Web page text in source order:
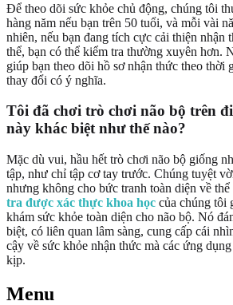
Để theo dõi sức khỏe chủ động, chúng tôi
hàng năm nếu bạn trên 50 tuổi, và mỗi vài
nhiên, nếu bạn đang tích cực cải thiện nhận
thể, bạn có thể kiểm tra thường xuyên hơn.
giúp bạn theo dõi hồ sơ nhận thức theo thời
thay đổi có ý nghĩa.
Tôi đã chơi trò chơi não bộ trên
này khác biệt như thế nào?
Mặc dù vui, hầu hết trò chơi não bộ giống
tập, như chỉ tập cơ tay trước. Chúng tuyệt
nhưng không cho bức tranh toàn diện về
tra được xác thực khoa học của chúng tôi
khám sức khỏe toàn diện cho não bộ. Nó
biệt, có liên quan lâm sàng, cung cấp cái
cậy về sức khỏe nhận thức mà các ứng
kịp.
Menu